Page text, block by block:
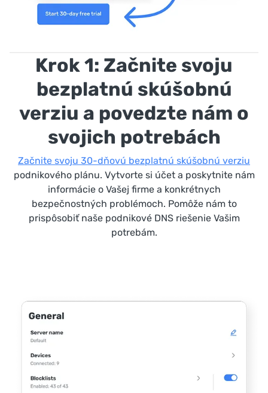
Krok 1: Začnite svoju
bezplatnú skúšobnú
verziu a povedzte nám o
svojich potrebách
Začnite svoju 30-dňovú bezplatnú skúšobnú verziu
podnikového plánu. Vytvorte si účet a poskytnite nám
informácie o Vašej firme a konkrétnych
bezpečnostných problémoch. Pomôže nám to
prispôsobiť naše podnikové DNS riešenie Vašim
potrebám.